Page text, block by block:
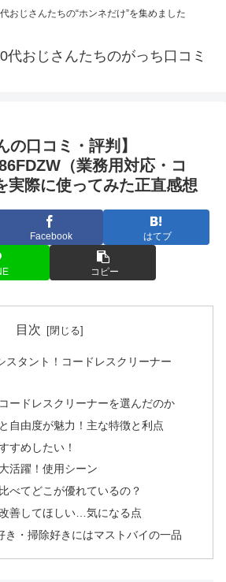
おじさんたちの“ホンネだけ”を集めました
代おじさんたちのがっち口コミ
の口コミ・評判】
（業務用対応・コ
実際に使ってみた正直感想
Facebook はてブ
コピー
目次
スタント！コードレスクリーナー
ードレスクリーナーを選んだのか
自由度が魅力！主な特徴と利点
すめしたい！
活躍！使用シーン
べてどこが優れているの？
善してほしい…気になる点
き・掃除好きにはマストバイの一品